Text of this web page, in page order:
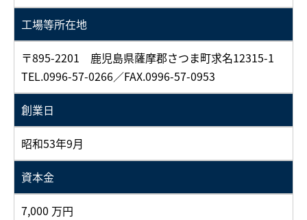
工場等所在地
〒895-2201 鹿児島県薩摩郡さつま町求名12315-1
TEL.0996-57-0266／FAX.0996-57-0953
創業日
昭和53年9月
資本金
7,000 万円